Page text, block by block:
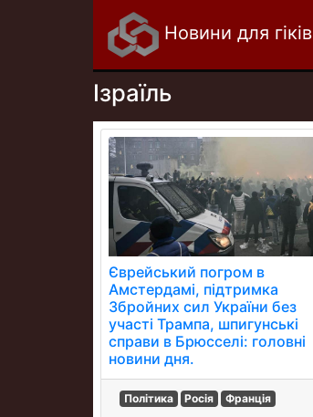
Новини для гіків
Ізраїль
Єврейський погром в
Амстердамі, підтримка
Збройних сил України без
участі Трампа, шпигунські
справи в Брюсселі: головні
новини дня.
Політика Росія Франція